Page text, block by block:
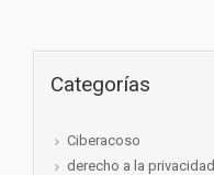
Categorías
Ciberacoso
derecho a la privacidad